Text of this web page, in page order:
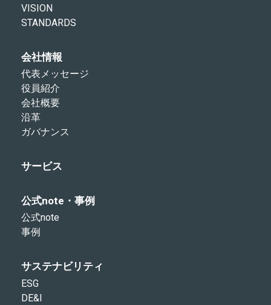
VISION
STANDARDS
会社情報
代表メッセージ
役員紹介
会社概要
沿革
ガバナンス
サービス
公式note・事例
公式note
事例
サステナビリティ
ESG
DE&I